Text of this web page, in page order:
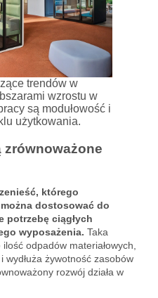
trendów w
wzrostu w
są modułowość i
użytkowania.
zrównoważone
którego
dostosować do
potrzebę ciągłych
wyposażenia. Taka
odpadów materiałowych,
żywotność zasobów
rozwój działa w